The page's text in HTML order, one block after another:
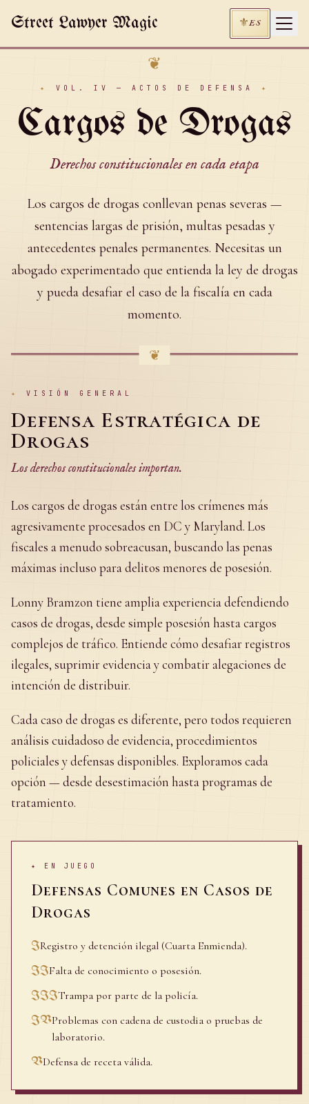
Street Lawyer Magic ⚜ES
❦
✦ VOL. IV — ACTOS DE DEFENSA ✦
Cargos de Drogas
Derechos constitucionales en cada etapa
Los cargos de drogas conllevan penas severas —
sentencias largas de prisión, multas pesadas y
antecedentes penales permanentes. Necesitas un
abogado experimentado que entienda la ley de drogas
y pueda desafiar el caso de la fiscalía en cada
momento.
❦
✦ VISIÓN GENERAL
Defensa Estratégica de
Drogas
Los derechos constitucionales importan.
Los cargos de drogas están entre los crímenes más
agresivamente procesados en DC y Maryland. Los
fiscales a menudo sobreacusan, buscando las penas
máximas incluso para delitos menores de posesión.
Lonny Bramzon tiene amplia experiencia defendiendo
casos de drogas, desde simple posesión hasta cargos
complejos de tráfico. Entiende cómo desafiar registros
ilegales, suprimir evidencia y combatir alegaciones de
intención de distribuir.
Cada caso de drogas es diferente, pero todos requieren
análisis cuidadoso de evidencia, procedimientos
policiales y defensas disponibles. Exploramos cada
opción — desde desestimación hasta programas de
tratamiento.
✦ EN JUEGO
Defensas Comunes en Casos de
Drogas
IRegistro y detención ilegal (Cuarta Enmienda).
IIFalta de conocimiento o posesión.
IIITrampa por parte de la policía.
IVProblemas con cadena de custodia o pruebas de
laboratorio.
VDefensa de receta válida.